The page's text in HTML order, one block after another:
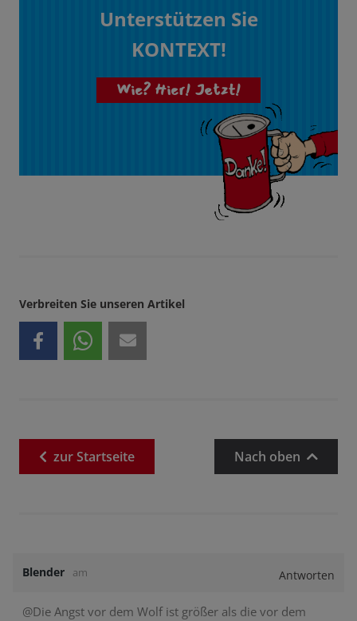
Unterstützen Sie
KONTEXT!
Wie? Hier! Jetzt!
Verbreiten Sie unseren Artikel
zurStartseite Nach oben
Blender am Antworten
@Die Angst vor dem Wolf ist größer als die vor dem